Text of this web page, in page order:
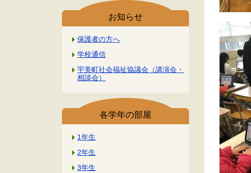
お知らせ
保護者の方へ
学校通信
宇美町社会福祉協議会（講演会・
相談会）
各学年の部屋
1年生
2年生
3年生